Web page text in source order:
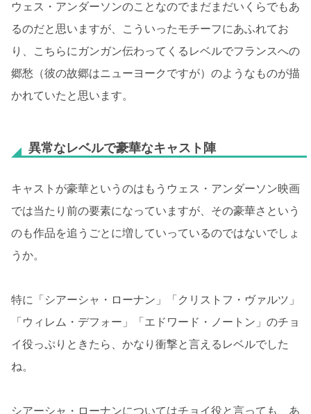
ウェス・アンダーソンのことなのでまだまだいくらでもあ
るのだと思いますが、こういったモチーフにあふれてお
り、こちらにガンガン伝わってくるレベルでフランスへの
郷愁（彼の故郷はニューヨークですが）のようなものが描
かれていたと思います。
異常なレベルで豪華なキャスト陣
キャストが豪華というのはもうウェス・アンダーソン映画
では当たり前の要素になっていますが、その豪華さという
のも作品を追うごとに増していっているのではないでしょ
うか。
特に「シアーシャ・ローナン」「クリストフ・ヴァルツ」
「ウィレム・デフォー」「エドワード・ノートン」のチョ
イ役っぷりときたら、かなり衝撃と言えるレベルでした
ね。
シアーシャ・ローナンについてはチョイ役と言っても、あ